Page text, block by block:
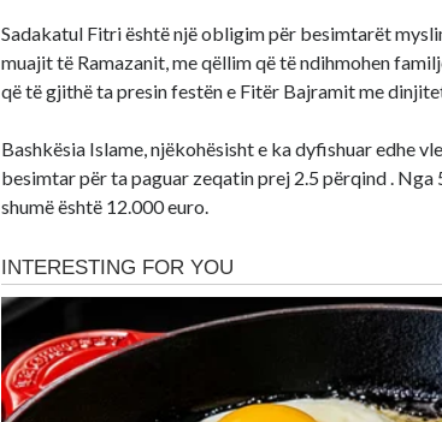
Sadakatul Fitri është një obligim për besimtarët
muajit të Ramazanit, me qëllim që të ndihmohen
që të gjithë ta presin festën e Fitër Bajramit me
Bashkësia Islame, njëkohësisht e ka dyfishuar edhe
besimtar për ta paguar zeqatin prej 2.5 përqind . Nga
shumë është 12.000 euro.